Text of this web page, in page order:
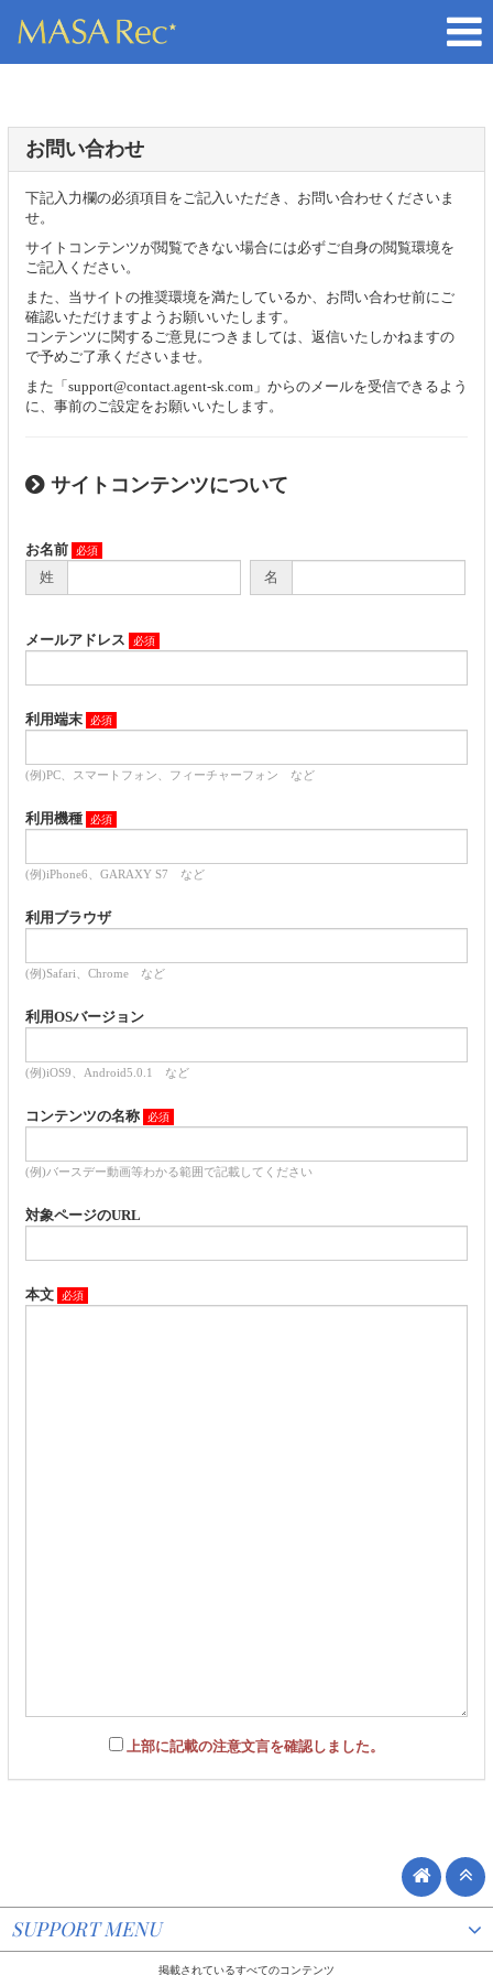
お問い合わせ
下記入力欄の必須項目をご記入いただき、お問い合わせくださいま
せ。
サイトコンテンツが閲覧できない場合には必ずご自身の閲覧環境を
ご記入ください。
また、当サイトの推奨環境を満たしているか、お問い合わせ前にご
確認いただけますようお願いいたします。
コンテンツに関するご意見につきましては、返信いたしかねますの
で予めご了承くださいませ。
また「support@contact.agent-sk.com」からのメールを受信できるよう
に、事前のご設定をお願いいたします。
サイトコンテンツについて
お名前
姓
名
メールアドレス
利用端末
(例)PC、スマートフォン、フィーチャーフォン など
利用機種
(例)iPhone6、GARAXY S7 など
利用ブラウザ
(例)Safari、Chrome など
利用OSバージョン
(例)iOS9、Android5.0.1 など
コンテンツの名称
(例)バースデー動画等わかる範囲で記載してください
対象ページのURL
本文
上部に記載の注意文言を確認しました。
SUPPORT MENU
掲載されているすべてのコンテンツ